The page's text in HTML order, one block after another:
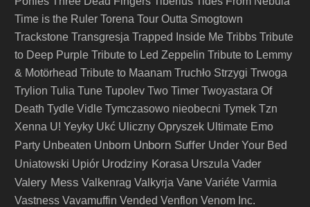
Time is the Ruler Torena Tour Outta Smogtown
Trackstone Transgresja Trapped Inside Me Tribbs Tribute
to Deep Purple Tribute to Led Zeppelin Tribute to Lemmy
& Motörhead Tribute to Maanam Truchło Strzygi Trwoga
Trylion Tulia Tune Tupolev Two Timer Twoyastara Of
Death Tydle Vidle Tymczasowo nieobecni Tymek Tzn
Xenna U! Yeyky Ukć Uliczny Opryszek Ultimate Emo
Party Unbeaten Unborn Unborn Suffer Under Your Bed
Uniatowski Upiór Urodziny Korasa Urszula Vader
Valery Mess Valkenrag Valkyrja Vane Variéte Varmia
Vastness Vavamuffin Vended Venflon Venom Inc.